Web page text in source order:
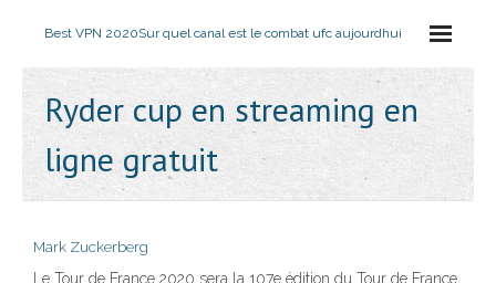
Best VPN 2020Sur quel canal est le combat ufc aujourdhui
Ryder cup en streaming en
ligne gratuit
Mark Zuckerberg
Le Tour de France 2020 sera la 107e édition du Tour de France,